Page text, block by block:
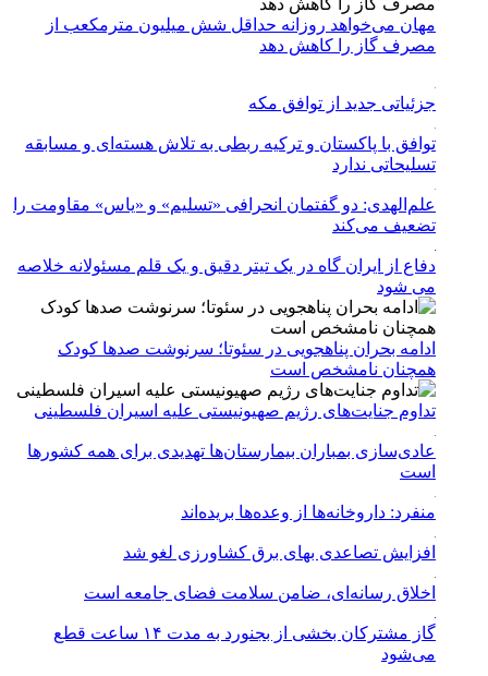
مهان می‌خواهد روزانه حداقل شش میلیون مترمکعب از
مصرف گاز را کاهش دهد
جزئیاتی جدید از توافق مکه
توافق با پاکستان و ترکیه ربطی به تلاش هسته‌ای و مسابقه
تسلیحاتی ندارد
علم‌الهدی: دو گفتمان انحرافی «تسلیم» و «یاس» مقاومت را
تضعیف می‌کند
دفاع از ایران گاه در یک تیتر دقیق و یک قلم مسئولانه خلاصه
می شود
ادامه بحران پناهجویی در سئوتا؛ سرنوشت صدها کودک
همچنان نامشخص است
تداوم جنایت‌های رژیم صهیونیستی علیه اسیران فلسطینی
عادی‌سازی بمباران بیمارستان‌ها تهدیدی برای همه کشورها
است
منفرد: داروخانه‌ها از وعده‌ها بریده‌اند
افزایش تصاعدی بهای برق کشاورزی لغو شد
اخلاق رسانه‌ای، ضامن سلامت فضای جامعه است
گاز مشترکان بخشی از بجنورد به مدت ۱۴ ساعت قطع
می‌شود